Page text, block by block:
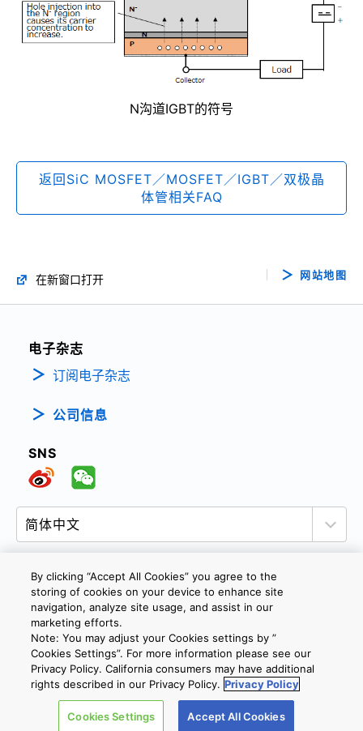
N沟道IGBT的符号
返回SiC MOSFET／MOSFET／IGBT／双极晶
体管相关FAQ
在新窗口打开 网站地图
电子杂志
订阅电子杂志
公司信息
SNS
隐私政策 网站使用条款与条件
Cookie设定
联系我们
Copyright © 2026 TOSHIBA ELECTRONIC DEVICES & STORAGE
CORPORATION, All Rights Reserved.
沪公网安备 31010602002607号
By clicking “Accept All Cookies” you agree to the
storing of cookies on your device to enhance site
navigation, analyze site usage, and assist in our
marketing efforts.
Note: You may adjust your Cookies settings by ”
Cookies Settings”. For more information please see our
Privacy Policy. California consumers may have additional
rights described in our Privacy Policy. Privacy Policy
Cookies Settings Accept All Cookies